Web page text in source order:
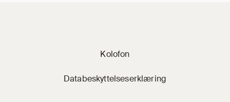
Kolofon
Databeskyttelseserklæring